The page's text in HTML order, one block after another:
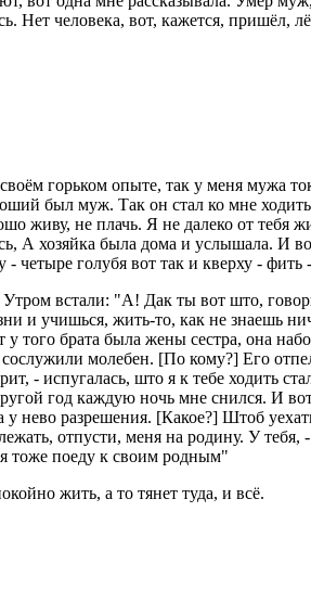
Нет человека, вот, кажется, пришёл,
горьком опыте, так у меня мужа
был муж. Так он стал ко мне
живу, не плачь. Я не далеко от тебя
А хозяйка была дома и услышала. И
четыре голубя вот так и кверху -
Утром встали: "А! Дак ты вот што,
и учишься, жить-то, как не знаешь
у того брата была жены сестра, она
молебен. [По кому?] Его
- испугалась, што я к тебе ходить
год каждую ночь мне снился. И
у нево разрешения. [Какое?] Штоб
отпусти, меня на родину. У тебя,
тоже поеду к своим родным"
жить, а то тянет туда, и всё.